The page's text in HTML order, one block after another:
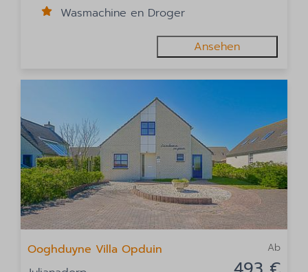
Wasmachine en Droger
Ansehen
Ab
Ooghduyne Villa Opduin